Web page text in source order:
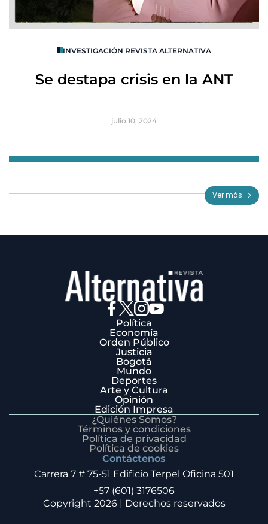
INVESTIGACIÓN REVISTA ALTERNATIVA
Se destapa crisis en la ANT
julio 10, 2024
3
Ver más
Política
Economía
Orden Público
Justicia
Bogotá
Mundo
Deportes
Arte y Cultura
Opinión
Edición Impresa
¿Quiénes Somos?
Términos y condiciones
Política de privacidad
Política de cookies
Contáctenos
Carrera 7 # 75-51 Edificio Terpel Oficina 501
+57 (601) 3176506
Copyright 2026 | Derechos reservados